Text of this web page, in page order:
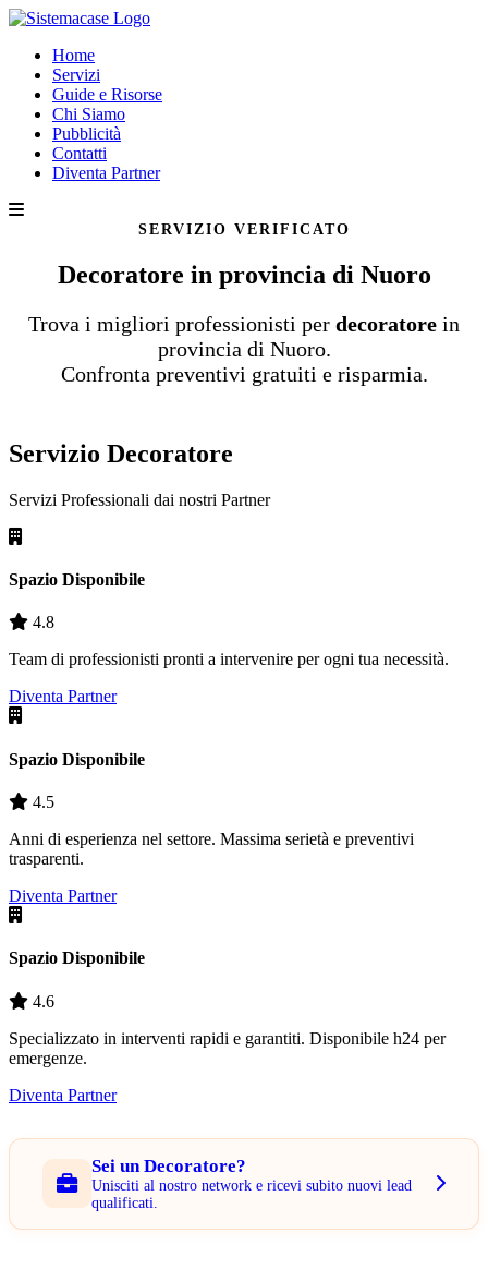
Home
Servizi
Guide e Risorse
Chi Siamo
Pubblicità
Contatti
Diventa Partner
SERVIZIO VERIFICATO
Decoratore in provincia di Nuoro
Trova i migliori professionisti per decoratore in
provincia di Nuoro.
Confronta preventivi gratuiti e risparmia.
Servizio Decoratore
Servizi Professionali dai nostri Partner
Spazio Disponibile
4.8
Team di professionisti pronti a intervenire per ogni tua necessità.
Diventa Partner
Spazio Disponibile
4.5
Anni di esperienza nel settore. Massima serietà e preventivi
trasparenti.
Diventa Partner
Spazio Disponibile
4.6
Specializzato in interventi rapidi e garantiti. Disponibile h24 per
emergenze.
Diventa Partner
Sei un Decoratore?
Unisciti al nostro network e ricevi subito nuovi lead
qualificati.